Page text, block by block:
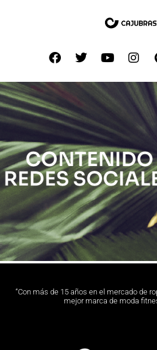
“Con más de 15 años en el mercado de
mejor marca de moda